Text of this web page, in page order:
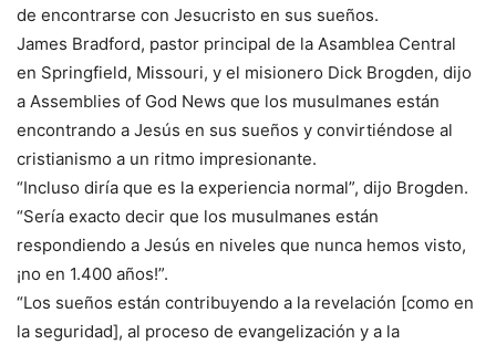
de encontrarse con Jesucristo en sus sueños.
James Bradford, pastor principal de la Asamblea Central
en Springfield, Missouri, y el misionero Dick Brogden, dijo
a Assemblies of God News que los musulmanes están
encontrando a Jesús en sus sueños y convirtiéndose al
cristianismo a un ritmo impresionante.
“Incluso diría que es la experiencia normal”, dijo Brogden.
“Sería exacto decir que los musulmanes están
respondiendo a Jesús en niveles que nunca hemos visto,
¡no en 1.400 años!”.
“Los sueños están contribuyendo a la revelación [como en
la seguridad], al proceso de evangelización y a la